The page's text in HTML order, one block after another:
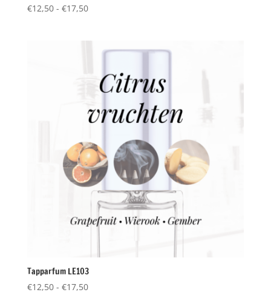
€12,50 - €17,50Prijsklasse:
€17,50
Tapparfum LE103
€12,50 - €17,50Prijsklasse: